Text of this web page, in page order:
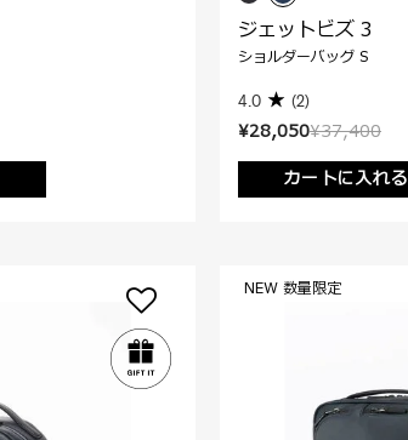
¥37,400
¥28,050
カートに入れる
ジェットビズ 3
ショルダーバッグ S
4.0 (2)
NEW 数量限定